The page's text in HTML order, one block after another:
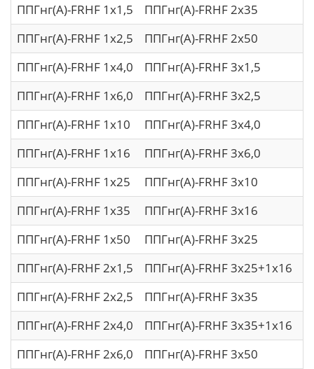
ППГнг(A)-FRHF 1х1,5 ППГнг(A)-FRHF 2х35
ППГнг(A)-FRHF 1х2,5
ППГнг(A)-FRHF 2х50
ППГнг(A)-FRHF 1х4,0
ППГнг(A)-FRHF 3х1,5
ППГнг(A)-FRHF 1х6,0
ППГнг(A)-FRHF 3х2,5
ППГнг(A)-FRHF 1х10
ППГнг(A)-FRHF 3х4,0
ППГнг(A)-FRHF 1х16
ППГнг(A)-FRHF 3х6,0
ППГнг(A)-FRHF 1х25
ППГнг(A)-FRHF 3х10
ППГнг(A)-FRHF 1х35
ППГнг(A)-FRHF 3х16
ППГнг(A)-FRHF 1х50
ППГнг(A)-FRHF 3х25
ППГнг(A)-FRHF 2х1,5
ППГнг(A)-FRHF 3х25+1х16
ППГнг(A)-FRHF 2х2,5
ППГнг(A)-FRHF 3х35
ППГнг(A)-FRHF 2х4,0
ППГнг(A)-FRHF 3х35+1х16
ППГнг(A)-FRHF 2х6,0
ППГнг(A)-FRHF 3х50